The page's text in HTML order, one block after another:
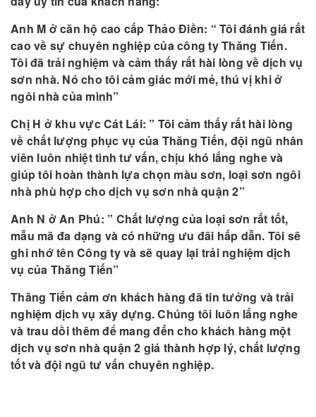
Anh M ở căn hộ cao cấp Thảo Điền: “ Tôi đánh giá rất
cao về sự chuyên nghiệp của công ty Thăng Tiến.
Tôi đã trải nghiệm và cảm thấy rất hài lòng về dịch vụ
sơn nhà. Nó cho tôi cảm giác mới mẻ, thú vị khi ở
ngôi nhà của mình”
Chị H ở khu vực Cát Lái: ” Tôi cảm thấy rất hài lòng
về chất lượng phục vụ của Thăng Tiến, đội ngũ nhân
viên luôn nhiệt tình tư vấn, chịu khó lắng nghe và
giúp tôi hoàn thành lựa chọn màu sơn, loại sơn ngôi
nhà phù hợp cho dịch vụ sơn nhà quận 2”
Anh N ở An Phú: ” Chất lượng của loại sơn rất tốt,
mẫu mã đa dạng và có những ưu đãi hấp dẫn. Tôi sẽ
ghi nhớ tên Công ty và sẽ quay lại trải nghiệm dịch
vụ của Thăng Tiến”
Thăng Tiến cảm ơn khách hàng đã tin tưởng và trải
nghiệm dịch vụ xây dựng. Chúng tôi luôn lắng nghe
và trau dồi thêm để mang đến cho khách hàng một
dịch vụ sơn nhà quận 2 giá thành hợp lý, chất lượng
tốt và đội ngũ tư vấn chuyên nghiệp.